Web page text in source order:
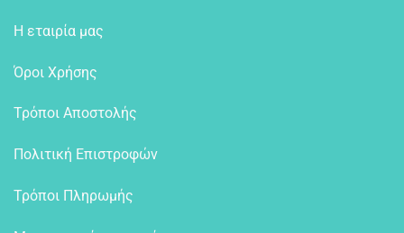
Η εταιρία μας
Όροι Χρήσης
Τρόποι Αποστολής
Πολιτική Επιστροφών
Τρόποι Πληρωμής